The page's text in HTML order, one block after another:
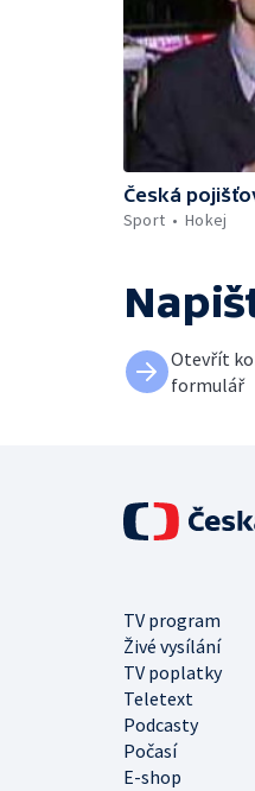
Česká
Sport
Hokej
Otevřít
formulář
TV program
Živé vysílání
TV poplatky
Teletext
Podcasty
Počasí
E-shop